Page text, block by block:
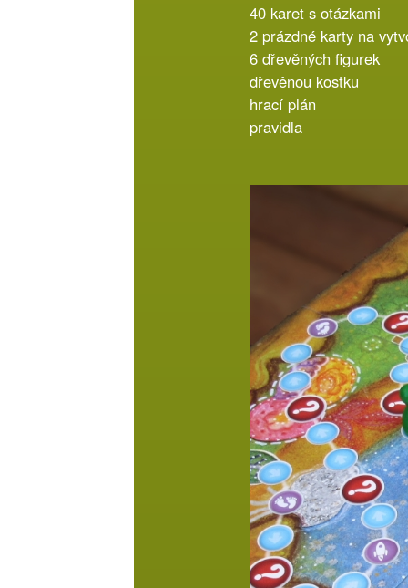
40 karet s otázkami
2 prázdné karty na
6 dřevěných figurek
dřevěnou kostku
hrací plán
pravidla